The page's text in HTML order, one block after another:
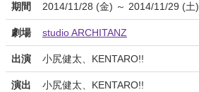
期間 2014/11/28 (金) ～ 2014/11/29 (土)
劇場 studio ARCHITANZ
出演 小尻健太、KENTARO!!
演出 小尻健太、KENTARO!!